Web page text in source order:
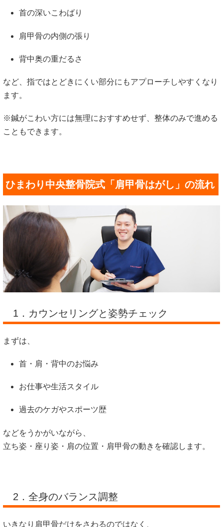
首の深いこわばり
肩甲骨の内側の張り
背中奥の重だるさ
など、指ではとどきにくい部分にもアプローチしやすくなり
ます。
※鍼がこわい方には無理におすすめせず、整体のみで進める
こともできます。
ひまわり中央整骨院式「肩甲骨はがし」の流れ
1．カウンセリングと姿勢チェック
まずは、
首・肩・背中のお悩み
お仕事や生活スタイル
過去のケガやスポーツ歴
などをうかがいながら、
立ち姿・座り姿・肩の位置・肩甲骨の動きを確認します。
2．全身のバランス調整
いきなり肩甲骨だけをさわるのではなく、